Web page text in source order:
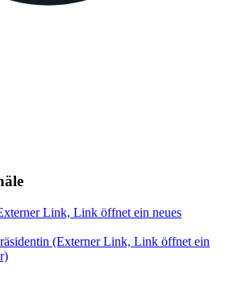
Link, Link öffnet ein neues
(Externer Link, Link öffnet ein